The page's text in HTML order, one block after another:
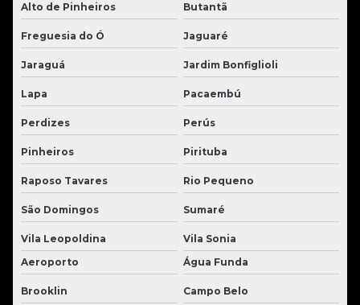
Alto de Pinheiros Butantã
Freguesia do Ó Jaguaré
Jaraguá Jardim Bonfiglioli
Lapa Pacaembú
Perdizes Perús
Pinheiros Pirituba
Raposo Tavares Rio Pequeno
São Domingos Sumaré
Vila Leopoldina
Vila Sonia
Aeroporto
Água Funda
Brooklin Campo Belo